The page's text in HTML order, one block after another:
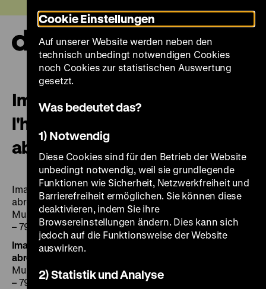
zum
Seiteninhalt
springen
Images et témoignages de
l'histoire allemande: guide
abrege de l'exposition
Images et témoignages de l'histoire allemande: guide
abrege de l'exposition / Deutsches Historisches
Museum. [Réd.: Alfred Nützmann]. - Berlin: DHM, 1995.
– 79 S.: überw. Ill.
Images et témoignages de l'histoire allemande: guide
abrege de l'exposition
Museum. [Réd.: Alfred Nützmann]. - Berlin: DHM, 1995.
– 79 S.: überw. Ill.
Cookie Einstellungen
Auf unserer Website werden neben den
technisch unbedingt notwendigen Cookies
noch Cookies zur statistischen Auswertung
gesetzt.
Was bedeutet das?
1) Notwendig
Diese Cookies sind für den Betrieb der Website
unbedingt notwendig, weil sie grundlegende
Funktionen wie Sicherheit, Netzwerkfreiheit und
Barrierefreiheit ermöglichen. Sie können diese
deaktivieren, indem Sie ihre
Browsereinstellungen ändern. Dies kann sich
jedoch auf die Funktionsweise der Website
auswirken.
2) Statistik und Analyse